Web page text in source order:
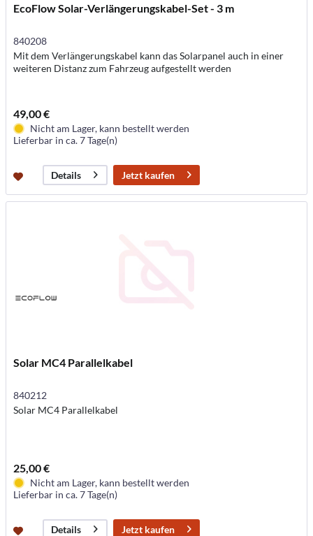
EcoFlow Solar-Verlängerungskabel-Set - 3 m
840208
Mit dem Verlängerungskabel kann das Solarpanel auch in einer
weiteren Distanz zum Fahrzeug aufgestellt werden
49,00 €
Nicht am Lager, kann bestellt werden
Lieferbar in ca. 7 Tage(n)
Details Jetzt kaufen
Solar MC4 Parallelkabel
840212
Solar MC4 Parallelkabel
25,00 €
Nicht am Lager, kann bestellt werden
Lieferbar in ca. 7 Tage(n)
Details Jetzt kaufen